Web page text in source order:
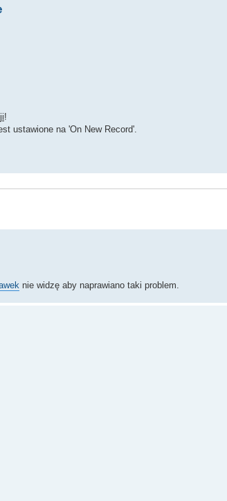
!
ustawione na 'On New Record'.
nie widzę aby naprawiano taki problem.